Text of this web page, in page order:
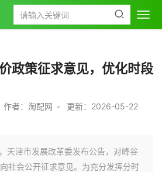
政策征求意见，优化时段
作者：淘配网 •
更新：2026-05-22
天津市发展改革委发布公告，对峰谷
社会公开征求意见。为充分发挥分时